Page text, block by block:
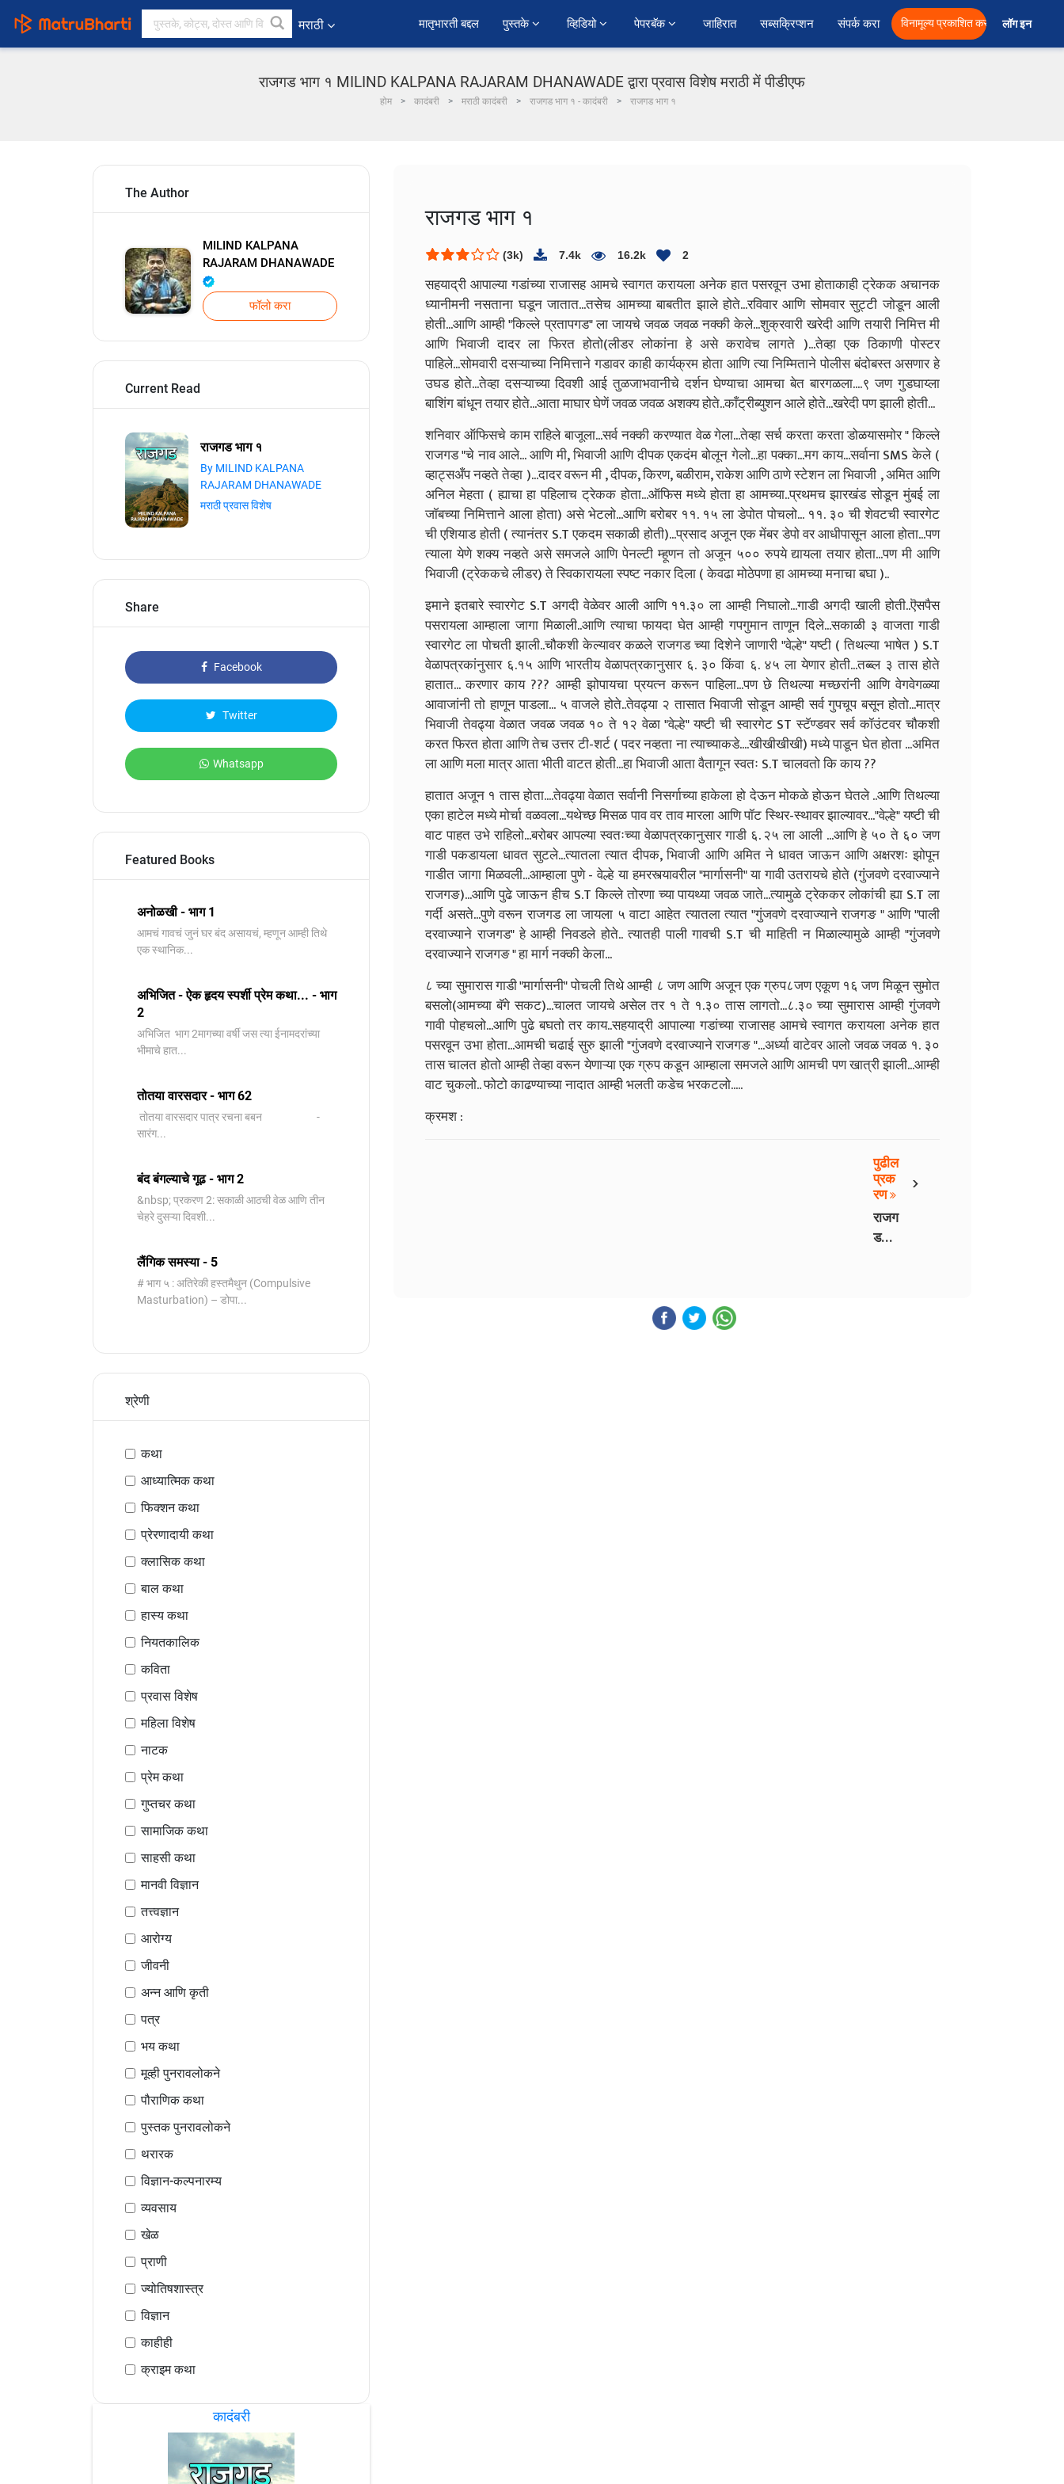
मराठी ﻿मातृभारती बद्दल पुस्तके व्हिडियो पेपरबॅक जाहिरात सब्सक्रिप्शन संपर्क करा विनामूल्य प्रकाशित करा लॉग इन
राजगड भाग १ MILIND KALPANA RAJARAM DHANAWADE द्वारा प्रवास विशेष मराठी में पीडीएफ
होम कादंबरी मराठी कादंबरी राजगड भाग १ - कादंबरी राजगड भाग १
The Author
MILIND KALPANA
RAJARAM DHANAWADE
फॉलो करा
Current Read
राजगड भाग १
By MILIND KALPANA
RAJARAM DHANAWADE
मराठी प्रवास विशेष
Share
Facebook
Twitter
Whatsapp
Featured Books
अनोळखी - भाग 1
आमचं गावचं जुनं घर बंद असायचं, म्हणून आम्ही तिथे
एक स्थानिक...
अभिजित - ऐक हृदय स्पर्शी प्रेम कथा... - भाग
2
️अभिजित ️ भाग 2मागच्या वर्षी जस त्या ईनामदरांच्या
भीमाचे हात...
तोतया वारसदार - भाग 62
तोतया वारसदार पात्र रचना बबन -
सारंग...
बंद बंगल्याचे गूढ - भाग 2
&nbsp; प्रकरण 2: सकाळी आठची वेळ आणि तीन
चेहरे दुसऱ्या दिवशी...
लैंगिक समस्या - 5
# भाग ५ : अतिरेकी हस्तमैथुन (Compulsive
Masturbation) – डोपा...
श्रेणी
कथा
आध्यात्मिक कथा
फिक्शन कथा
प्रेरणादायी कथा
क्लासिक कथा
बाल कथा
हास्य कथा
नियतकालिक
कविता
प्रवास विशेष
महिला विशेष
नाटक
प्रेम कथा
गुप्तचर कथा
सामाजिक कथा
साहसी कथा
मानवी विज्ञान
तत्त्वज्ञान
आरोग्य
जीवनी
अन्न आणि कृती
पत्र
भय कथा
मूव्ही पुनरावलोकने
पौराणिक कथा
पुस्तक पुनरावलोकने
थरारक
विज्ञान-कल्पनारम्य
व्यवसाय
खेळ
प्राणी
ज्योतिषशास्त्र
विज्ञान
काहीही
क्राइम कथा
कादंबरी
राजगड भाग १
(3k) 7.4k 16.2k 2
सहयाद्री आपाल्या गडांच्या राजासह आमचे स्वागत करायला अनेक हात पसरवून उभा होताकाही ट्रेकक अचानक
ध्यानीमनी नसताना घडून जातात...तसेच आमच्या बाबतीत झाले होते...रविवार आणि सोमवार सुट्टी जोडून आली
होती...आणि आम्ही "किल्ले प्रतापगड" ला जायचे जवळ जवळ नक्की केले...शुक्रवारी खरेदी आणि तयारी निमित्त मी
आणि भिवाजी दादर ला फिरत होतो(लीडर लोकांना हे असे करावेच लागते )...तेव्हा एक ठिकाणी पोस्टर
पाहिले...सोमवारी दसऱ्याच्या निमित्ताने गडावर काही कार्यक्रम होता आणि त्या निम्मिताने पोलीस बंदोबस्त असणार हे
उघड होते...तेव्हा दसऱ्याच्या दिवशी आई तुळजाभवानीचे दर्शन घेण्याचा आमचा बेत बारगळला....९ जण गुडघाय्ला
बाशिंग बांधून तयार होते...आता माघार घेणें जवळ जवळ अशक्य होते..काँट्रीब्युशन आले होते...खरेदी पण झाली होती...
शनिवार ऑफिसचे काम राहिले बाजूला...सर्व नक्की करण्यात वेळ गेला...तेव्हा सर्च करता करता डोळयासमोर " किल्ले
राजगड "चे नाव आले... आणि मी, भिवाजी आणि दीपक एकदंम बोलून गेलो...हा पक्का...मग काय...सर्वाना SMS केले (
व्हाट्सअँप नव्हते तेव्हा )...दादर वरून मी , दीपक, किरण, बळीराम, राकेश आणि ठाणे स्टेशन ला भिवाजी , अमित आणि
अनिल मेहता ( ह्याचा हा पहिलाच ट्रेकक होता...ऑफिस मध्ये होता हा आमच्या..प्रथमच झारखंड सोडून मुंबई ला
जॉबच्या निमित्ताने आला होता) असे भेटलो...आणि बरोबर ११. १५ ला डेपोत पोचलो... ११. ३० ची शेवटची स्वारगेट
ची एशियाड होती ( त्यानंतर S.T एकदम सकाळी होती)...प्रसाद अजून एक मेंबर डेपो वर आधीपासून आला होता...पण
त्याला येणे शक्य नव्हते असे समजले आणि पेनल्टी म्हूणन तो अजून ५०० रुपये द्यायला तयार होता...पण मी आणि
भिवाजी (ट्रेककचे लीडर) ते स्विकारायला स्पष्ट नकार दिला ( केवढा मोठेपणा हा आमच्या मनाचा बघा )..
इमाने इतबारे स्वारगेट S.T अगदी वेळेवर आली आणि ११.३० ला आम्ही निघालो...गाडी अगदी खाली होती..ऎसपैस
पसरायला आम्हाला जागा मिळाली..आणि त्याचा फायदा घेत आम्ही गपगुमान ताणून दिले...सकाळी ३ वाजता गाडी
स्वारगेट ला पोचती झाली..चौकशी केल्यावर कळले राजगड च्या दिशेने जाणारी "वेल्हे" यष्टी ( तिथल्या भाषेत ) S.T
वेळापत्रकांनुसार ६.१५ आणि भारतीय वेळापत्रकानुसार ६. ३० किंवा ६. ४५ ला येणार होती...तब्ब्ल ३ तास होते
हातात... करणार काय ??? आम्ही झोपायचा प्रयत्न करून पाहिला...पण छे तिथल्या मच्छरांनी आणि वेगवेगळ्या
आवाजांनी तो हाणून पाडला... ५ वाजले होते..तेवढ्या २ तासात भिवाजी सोडून आम्ही सर्व गुपचूप बसून होतो...मात्र
भिवाजी तेवढ्या वेळात जवळ जवळ १० ते १२ वेळा "वेल्हे" यष्टी ची स्वारगेट ST स्टॅण्डवर सर्व कॉउंटवर चौकशी
करत फिरत होता आणि तेच उत्तर टी-शर्ट ( पदर नव्हता ना त्याच्याकडे....खीखीखीखी) मध्ये पाडून घेत होता ...अमित
ला आणि मला मात्र आता भीती वाटत होती...हा भिवाजी आता वैतागून स्वतः S.T चालवतो कि काय ??
हातात अजून १ तास होता....तेवढ्या वेळात सर्वानी निसर्गाच्या हाकेला हो देऊन मोकळे होऊन घेतले ..आणि तिथल्या
एका हाटेल मध्ये मोर्चा वळवला...यथेच्छ मिसळ पाव वर ताव मारला आणि पॉट स्थिर-स्थावर झाल्यावर..."वेल्हे" यष्टी ची
वाट पाहत उभे राहिलो...बरोबर आपल्या स्वतःच्या वेळापत्रकानुसार गाडी ६. २५ ला आली ...आणि हे ५० ते ६० जण
गाडी पकडायला धावत सुटले...त्यातला त्यात दीपक, भिवाजी आणि अमित ने धावत जाऊन आणि अक्षरशः झोपून
गाडीत जागा मिळवली...आम्हाला पुणे - वेल्हे या हमरस्त्यावरील "मार्गासनी" या गावी उतरायचे होते (गुंजवणे दरवाज्याने
राजगङ)...आणि पुढे जाऊन हीच S.T किल्ले तोरणा च्या पायथ्या जवळ जाते...त्यामुळे ट्रेककर लोकांची ह्या S.T ला
गर्दी असते...पुणे वरून राजगड ला जायला ५ वाटा आहेत त्यातला त्यात "गुंजवणे दरवाज्याने राजगङ " आणि "पाली
दरवाज्याने राजगड" हे आम्ही निवडले होते.. त्यातही पाली गावची S.T ची माहिती न मिळाल्यामुळे आम्ही "गुंजवणे
दरवाज्याने राजगङ " हा मार्ग नक्की केला...
८ च्या सुमारास गाडी "मार्गासनी" पोचली तिथे आम्ही ८ जण आणि अजून एक ग्रुप८जण एकूण १६ जण मिळून सुमोत
बसलो(आमच्या बॅगे सकट)...चालत जायचे असेल तर १ ते १.३० तास लागतो...८.३० च्या सुमारास आम्ही गुंजवणे
गावी पोहचलो...आणि पुढे बघतो तर काय..सहयाद्री आपाल्या गडांच्या राजासह आमचे स्वागत करायला अनेक हात
पसरवून उभा होता...आमची चढाई सुरु झाली "गुंजवणे दरवाज्याने राजगङ "...अर्ध्या वाटेवर आलो जवळ जवळ १. ३०
तास चालत होतो आम्ही तेव्हा वरून येणाऱ्या एक ग्रुप कडून आम्हाला समजले आणि आमची पण खात्री झाली...आम्ही
वाट चुकलो.. फोटो काढण्याच्या नादात आम्ही भलती कडेच भरकटलो.....
क्रमश :
›
पुढील
प्रक
रण
राजग
ड